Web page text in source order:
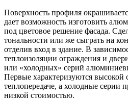
Поверхность профиля
дает возможность изготовить
под цветовое решение фасада.
тональности или же сыграть на
отделив вход в здание. В
теплоизоляции ограждения и
или «холодных» серий
Первые характеризуются высокой
теплопередаче, а холодные серии
низкой стоимостью.